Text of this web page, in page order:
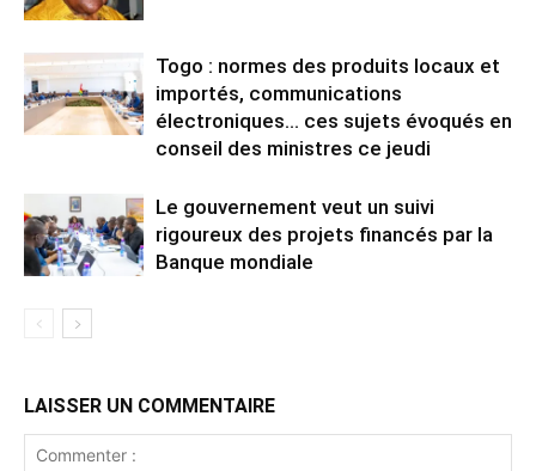
Togo : normes des produits locaux et
importés, communications
électroniques… ces sujets évoqués en
conseil des ministres ce jeudi
Le gouvernement veut un suivi
rigoureux des projets financés par la
Banque mondiale
LAISSER UN COMMENTAIRE